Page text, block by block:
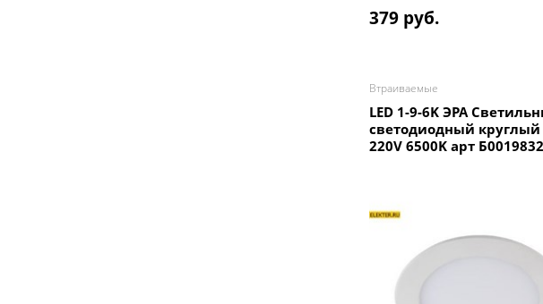
379 руб.
Втраиваемые
LED 1-9-6K ЭРА
светодиодный круглый
220V 6500K арт Б0019832